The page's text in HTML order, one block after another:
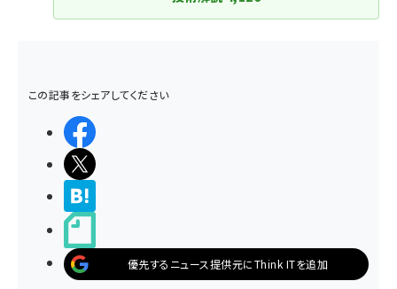
この記事をシェアしてください
優先するニュース提供元にThink ITを追加